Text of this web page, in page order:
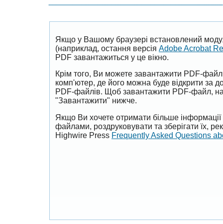
Якщо у Вашому браузері встановлений
(наприклад, остання версія Adobe Acrobat
PDF завантажиться у це вікно.
Крім того, Ви можете завантажити PDF-
комп'ютер, де його можна буде відкрити за
PDF-файлів. Щоб завантажити PDF-файл,
"Завантажити" нижче.
Якщо Ви хочете отримати більше
файлами, роздруковувати та зберігати їх,
Highwire Press Frequently Asked Questions